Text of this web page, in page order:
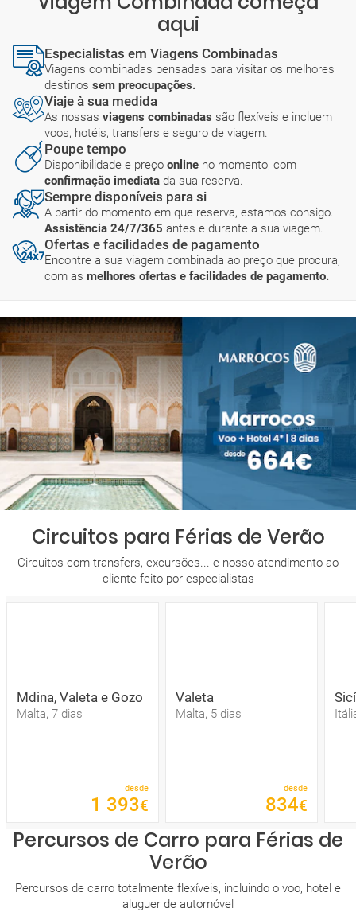
aqui
Especialistas em Viagens Combinadas
Viagens combinadas pensadas para visitar os melhores
destinos sem preocupações.
Viaje à sua medida
As nossas viagens combinadas são flexíveis e incluem
voos, hotéis, transfers e seguro de viagem.
Poupe tempo
Disponibilidade e preço online no momento, com
confirmação imediata da sua reserva.
Sempre disponíveis para si
A partir do momento em que reserva, estamos consigo.
Assistência 24/7/365 antes e durante a sua viagem.
Ofertas e facilidades de pagamento
Encontre a sua viagem combinada ao preço que procura,
com as melhores ofertas e facilidades de pagamento.
Circuitos para Férias de Verão
Circuitos com transfers, excursões... e nosso atendimento ao
cliente feito por especialistas
Mdina, Valeta e Gozo
Malta, 7 dias
desde
1 393€
Valeta
Malta, 5 dias
desde
834€
Percursos de Carro para Férias de
Verão
Percursos de carro totalmente flexíveis, incluindo o voo, hotel e
aluguer de automóvel